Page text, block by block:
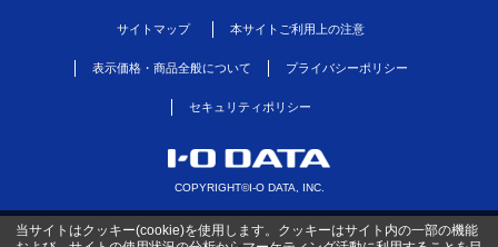
サイトマップ 本サイトご利用上の注意
表示価格・商品全般について プライバシーポリシー
セキュリティポリシー
COPYRIGHT©I-O DATA, INC.
当サイトはクッキー(cookie)を使用します。クッキーはサイト内の一部の機能